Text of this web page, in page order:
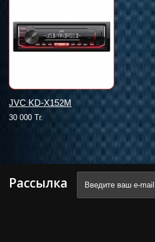
JVC KD-X152M
30 000 Тг.
Рассылка